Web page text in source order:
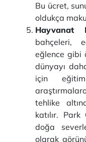
Bu ücret,
oldukça
Hayvanat
bahçeleri,
eğlence gibi
dünyayı
için
tehlike
katılır.
doğa
olarak